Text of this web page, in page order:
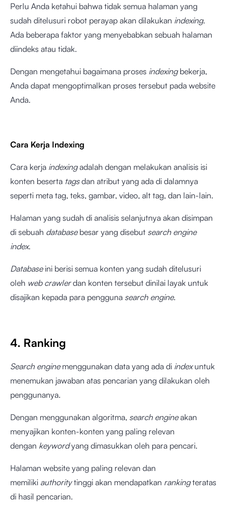
Perlu Anda ketahui bahwa tidak semua halaman yang
sudah ditelusuri robot perayap akan dilakukan indexing.
Ada beberapa faktor yang menyebabkan sebuah halaman
diindeks atau tidak.
Dengan mengetahui bagaimana proses indexingbekerja,
Anda dapat mengoptimalkan proses tersebut pada website
Anda.
Cara Kerja Indexing
Cara kerja indexingadalah dengan melakukan analisis isi
konten beserta tagsdan atribut yang ada di dalamnya
seperti meta tag, teks, gambar, video, alt tag, dan lain-lain.
Halaman yang sudah di analisis selanjutnya akan disimpan
di sebuah databasebesar yang disebut search engine
index.
Database ini berisi semua konten yang sudah ditelusuri
oleh web crawlerdan konten tersebut dinilai layak untuk
disajikan kepada para pengguna search engine.
4. Ranking
Search enginemenggunakan data yang ada di indexuntuk
menemukan jawaban atas pencarian yang dilakukan oleh
penggunanya.
Dengan menggunakan algoritma, search engineakan
menyajikan konten-konten yang paling relevan
dengan keywordyang dimasukkan oleh para pencari.
Halaman website yang paling relevan dan
memiliki authoritytinggi akan mendapatkan rankingteratas
di hasil pencarian.